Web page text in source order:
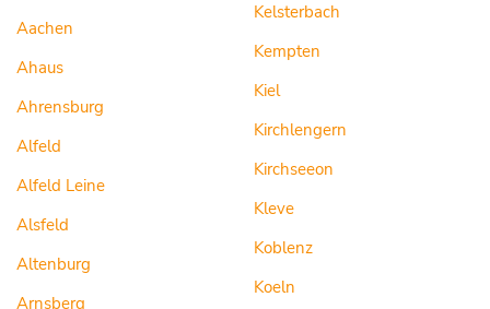
Aachen
Ahaus
Ahrensburg
Alfeld
Alfeld Leine
Alsfeld
Altenburg
Arnsberg
Kelsterbach
Kempten
Kiel
Kirchlengern
Kirchseeon
Kleve
Koblenz
Koeln